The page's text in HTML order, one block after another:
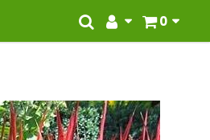
0